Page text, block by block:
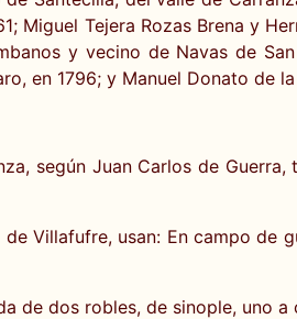
Miguel Tejera Rozas Brena y
y vecino de Navas de
en 1796; y Manuel Donato de
según Juan Carlos de
Villafufre, usan: En campo de
de dos robles, de sinople, uno a